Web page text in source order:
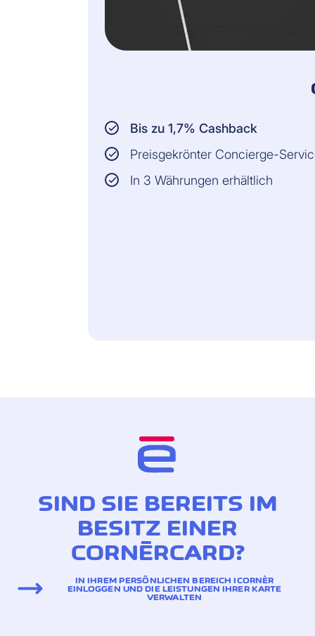
Bis zu 1,7% Cashback
Preisgekrönter Concierge-
In 3 Währungen erhältlich
SIND SIE BEREITS IM
BESITZ EINER
CORNÈRCARD?
IN IHREM PERSÖNLICHEN BEREICH ICORNÈR
EINLOGGEN UND DIE LEISTUNGEN IHRER KARTE
VERWALTEN